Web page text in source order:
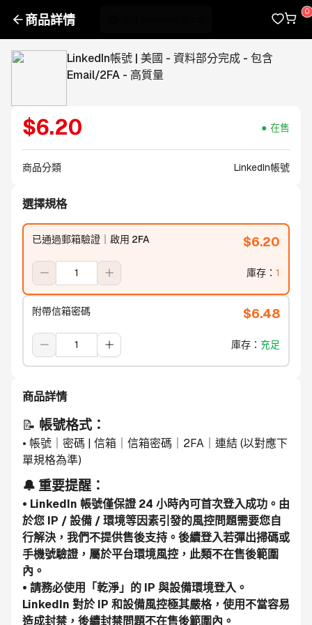
商品詳情
LinkedIn帳號 | 美國 - 資料部分完成 - 包含
Email/2FA - 高質量
$6.20 在售
商品分類 LinkedIn帳號
選擇規格
已通過郵箱驗證｜啟用 2FA $6.20
庫存 ： 1
附帶信箱密碼 $6.48
庫存 ： 充足
商品詳情
📝 帳號格式：
• 帳號｜密碼 | 信箱｜信箱密碼｜2FA｜連結 (以對應下
單規格為準)
🔔 重要提醒：
• LinkedIn 帳號僅保證 24 小時內可首次登入成功。由
於您 IP / 設備 / 環境等因素引發的風控問題需要您自
行解決，我們不提供售後支持。後續登入若彈出掃碼或
手機號驗證，屬於平台環境風控，此類不在售後範圍
內。
• 請務必使用「乾淨」的 IP 與設備環境登入。
LinkedIn 對於 IP 和設備風控極其嚴格，使用不當容易
造成封禁，後續封禁問題不在售後範圍內。